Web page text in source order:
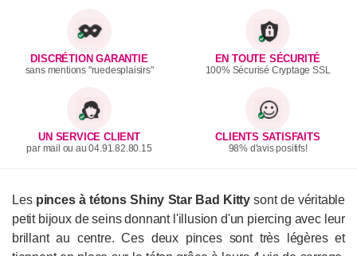
DISCRÉTION GARANTIE
sans mentions "ruedesplaisirs"
EN TOUTE SÉCURITÉ
100% Sécurisé Cryptage SSL
UN SERVICE CLIENT
par mail ou au 04.91.82.80.15
CLIENTS SATISFAITS
98% d'avis positifs!
Les pinces à tétons Shiny Star Bad Kittysont de véritable
petit bijoux de seins donnant l'illusion d'un piercing avec leur
brillant au centre. Ces deux pinces sont très légères et